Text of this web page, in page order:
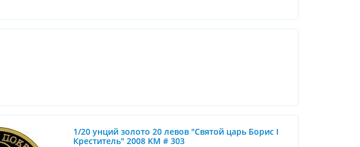
1/20 унций золото 20 левов "Святой царь Борис I
Креститель" 2008 KM # 303